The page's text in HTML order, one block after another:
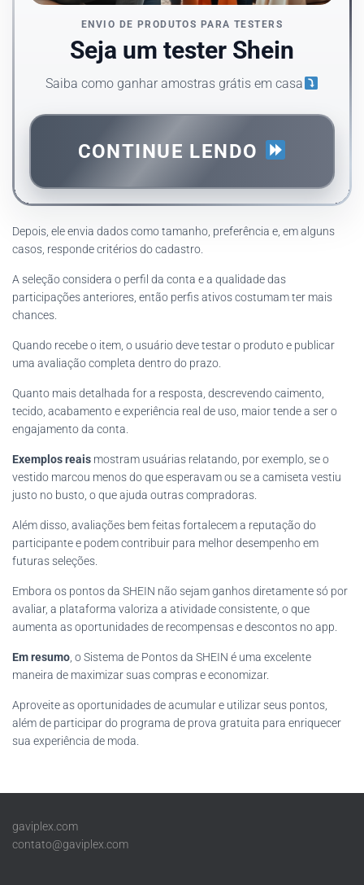
ENVIO DE PRODUTOS PARA TESTERS
Seja um tester Shein
Saiba como ganhar amostras grátis em casa
CONTINUE LENDO
Depois, ele envia dados como tamanho, preferência e, em alguns
casos, responde critérios do cadastro.
A seleção considera o perfil da conta e a qualidade das
participações anteriores, então perfis ativos costumam ter mais
chances.
Quando recebe o item, o usuário deve testar o produto e publicar
uma avaliação completa dentro do prazo.
Quanto mais detalhada for a resposta, descrevendo caimento,
tecido, acabamento e experiência real de uso, maior tende a ser o
engajamento da conta.
Exemplos reais mostram usuárias relatando, por exemplo, se o
vestido marcou menos do que esperavam ou se a camiseta vestiu
justo no busto, o que ajuda outras compradoras.
Além disso, avaliações bem feitas fortalecem a reputação do
participante e podem contribuir para melhor desempenho em
futuras seleções.
Embora os pontos da SHEIN não sejam ganhos diretamente só por
avaliar, a plataforma valoriza a atividade consistente, o que
aumenta as oportunidades de recompensas e descontos no app.
Em resumo, o Sistema de Pontos da SHEIN é uma excelente
maneira de maximizar suas compras e economizar.
Aproveite as oportunidades de acumular e utilizar seus pontos,
além de participar do programa de prova gratuita para enriquecer
sua experiência de moda.
gaviplex.com
contato@gaviplex.com